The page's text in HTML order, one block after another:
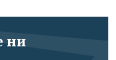
ни